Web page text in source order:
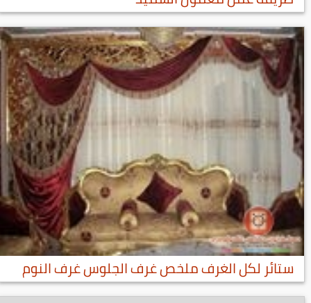
ستائر لكل الغرف ملخص غرف الجلوس غرف النوم